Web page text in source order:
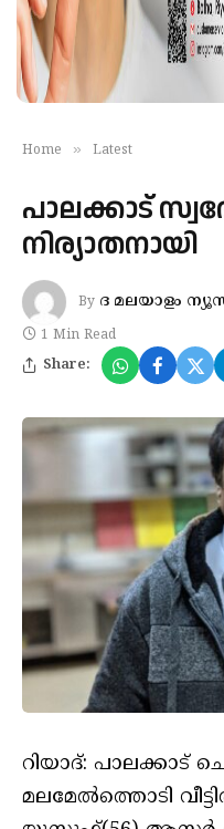
Home » Latest
പാലക്കാട്
നിര്യാതനായി
By ദ മലയാളം
1 Min Read
Share:
റിയാദ്: പാലക്കാട്
മലമേല്‍ത്തൊടി